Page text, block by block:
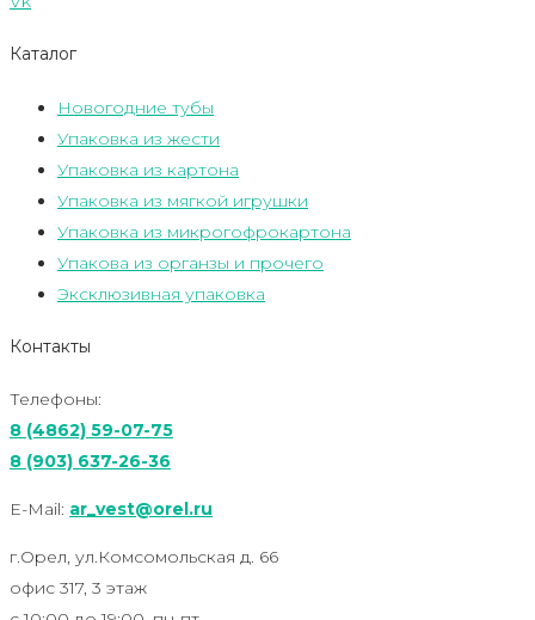
Каталог
Новогодние тубы
Упаковка из жести
Упаковка из картона
Упаковка из мягкой игрушки
Упаковка из микрогофрокартона
Упакова из органзы и прочего
Эксклюзивная упаковка
Контакты
Телефоны:
8 (4862) 59-07-75
8 (903) 637-26-36
E-Mail: ar_vest@orel.ru
г.Орел, ул.Комсомольская д. 66
офис 317, 3 этаж